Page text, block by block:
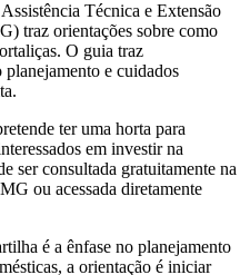
Técnica e Extensão
traz orientações sobre como
O guia traz
planejamento e cuidados
ter uma horta para
em investir na
ser consultada gratuitamente na
ou acessada diretamente
é a ênfase no planejamento
a orientação é iniciar